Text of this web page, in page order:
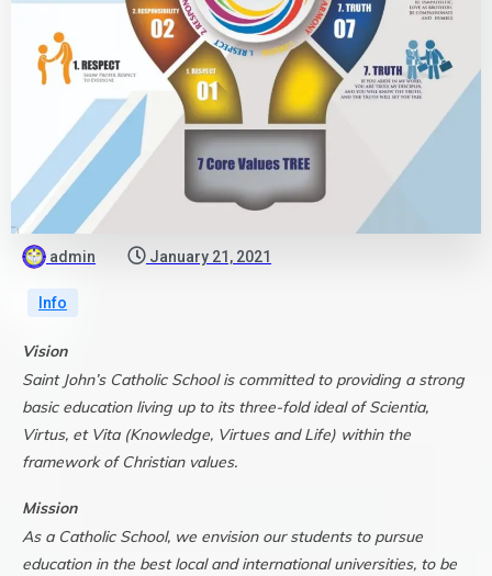
admin January 21, 2021
Info
Vision
Saint John’s Catholic School is committed to providing a strong
basic education living up to its three-fold ideal of Scientia,
Virtus, et Vita (Knowledge, Virtues and Life) within the
framework of Christian values.
Mission
As a Catholic School, we envision our students to pursue
education in the best local and international universities, to be